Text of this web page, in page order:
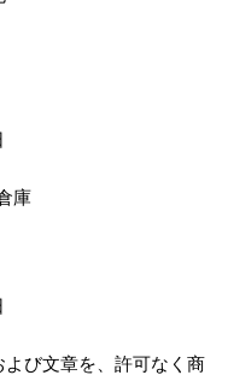
庫
び文章を、許可なく商